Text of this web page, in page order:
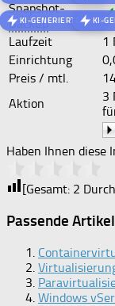
Snapshot-
Backup
KI-GENERIERTES BILD
KI-
Laufzeit 1
Einrichtung
Preis / mtl.
Aktion
3
Haben Ihnen diese
[Gesamt: 2
Passende Artikel
Windows